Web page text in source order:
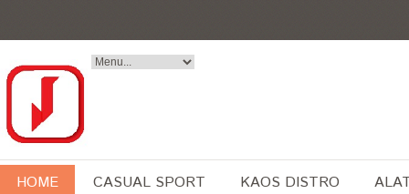
HOME CASUAL SPORT KAOS DISTRO